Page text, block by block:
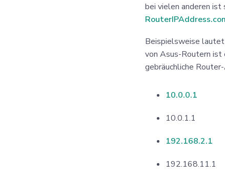
bei vielen anderen
Beispielsweise
von Asus-Routern
gebräuchliche
10.0.0.1
10.0.1.1
192.168.2.1
192.168.11.1